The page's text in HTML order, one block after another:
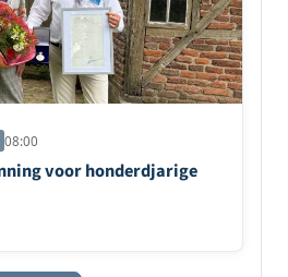
08:00
voor honderdjarige